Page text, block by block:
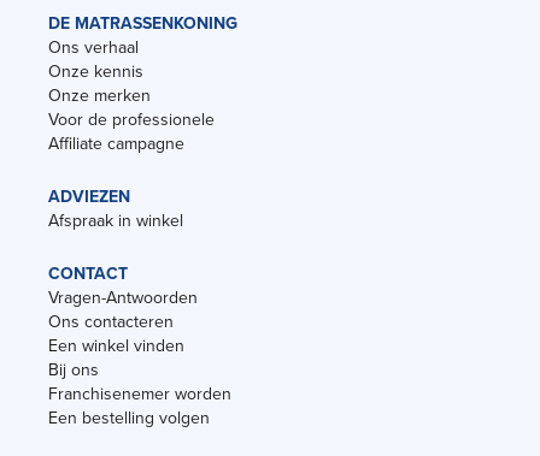
DE MATRASSENKONING
Ons verhaal
Onze kennis
Onze merken
Voor de professionele
Affiliate campagne
ADVIEZEN
Afspraak in winkel
CONTACT
Vragen-Antwoorden
Ons contacteren
Een winkel vinden
Bij ons
Franchisenemer worden
Een bestelling volgen